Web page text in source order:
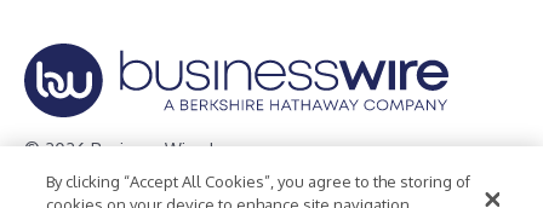
© 2026 Business Wire, Inc.
Privacy Policy Cookie Policy Accessibility Statement
By clicking “Accept All Cookies”, you agree to the storing of